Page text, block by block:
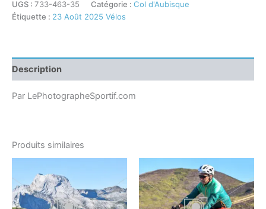
UGS : 733-463-35 Catégorie : Col d'Aubisque
Étiquette : 23 Août 2025 Vélos
Description
Par LePhotographeSportif.com
Produits similaires